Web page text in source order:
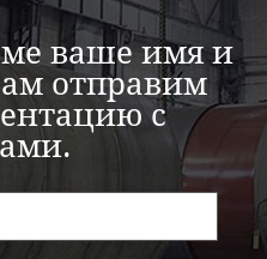
ваше имя и
отправим
с